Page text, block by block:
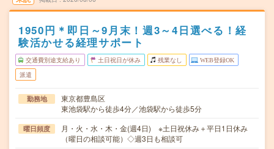
1950円＊即日～9月末！週3～4日選べる！経
験活かせる経理サポート
交通費別途支給あり 土日祝日が休み 残業なし WEB登録OK
派遣
勤務地
東京都豊島区
東池袋駅から徒歩4分／池袋駅から徒歩5分
曜日頻度
月・火・水・木・金(週4日) ※土日祝休み＋平日1日休み
（曜日の相談可能）◇週3日も相談可